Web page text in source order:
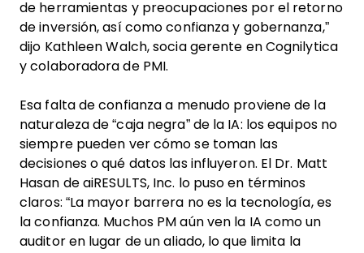
de herramientas y preocupaciones por el retorno
de inversión, así como confianza y gobernanza,”
dijo Kathleen Walch, socia gerente en Cognilytica
y colaboradora de PMI.
Esa falta de confianza a menudo proviene de la
naturaleza de “caja negra” de la IA: los equipos no
siempre pueden ver cómo se toman las
decisiones o qué datos las influyeron. El Dr. Matt
Hasan de aiRESULTS, Inc. lo puso en términos
claros: “La mayor barrera no es la tecnología, es
la confianza. Muchos PM aún ven la IA como un
auditor en lugar de un aliado, lo que limita la